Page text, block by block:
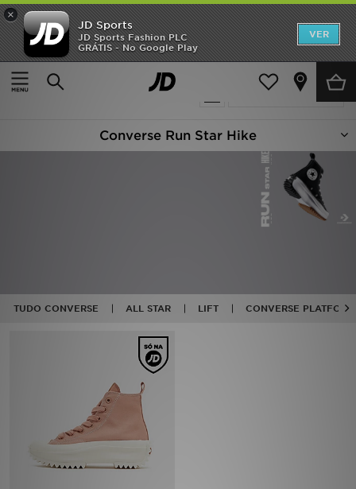
×
JD Sports
JD Sports Fashion PLC
GRÁTIS - No Google Play
VER
Página principal
Converse Run Star Hike
Actualizar a pesquisa
{productCount} produto encontrado
Converse Run Star Hike
TUDO CONVERSE ALL STAR LIFT CONVERSE PLATFORM
INÍCIO
Promoções
LOCALIZADOR DE LOJAS
MENSAGENS
MY JD